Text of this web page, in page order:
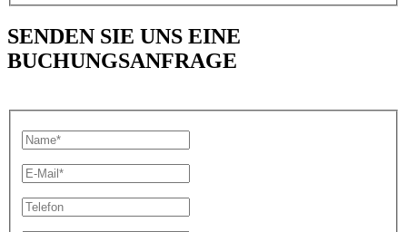
SENDEN SIE UNS EINE
BUCHUNGSANFRAGE